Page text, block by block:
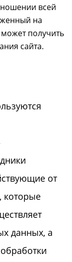
всей
на
получить
сайта.
от
которые
данных, а